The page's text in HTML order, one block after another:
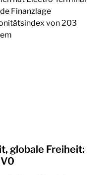
Finanzlage
von 203
globale Freiheit: